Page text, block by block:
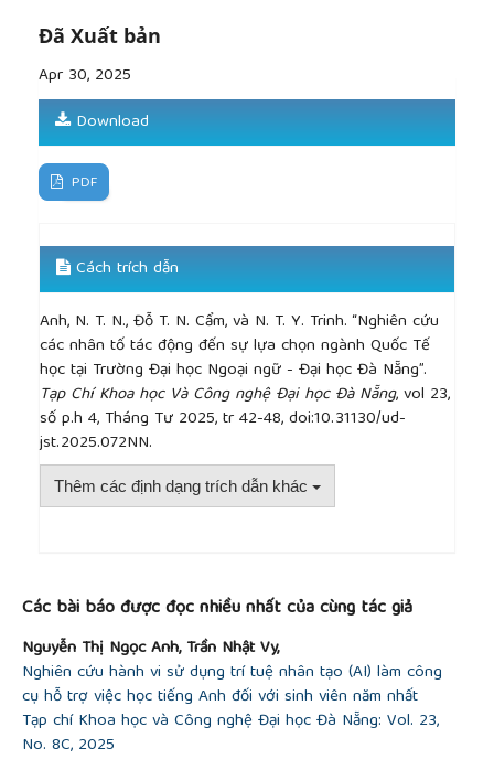
students' college choice decision in Malaysia: A
Business and Social Scienc
2010.
[11]F. Cabre and S. M La Nasa, “
college choice of disadvantaged students”. San
Francisco: Jossey-Bass: New Directions for
Institutional Research, vol. 2000, no. 107, pp. 5-22,
[12]H. Litten, “Different strokes in the applicant
pool: Some refinements in a model of student
college choice”,The Journal of Higher Education,
vol. 53, no. 4, pp. 383-402, 1982.
[13]A. Jackson, “Public efficiency and private choice
in higher education”,Educational evaluation and
policy analysis, vol. 4, no. 2, pp. 237-247, 1982.
[14]S. Gallagher and D. Hossler, “Graduation rates
in higher education programs: What enrollment
trends show”,The Review of Higher Education
10, no. 4, pp. 369-372, 1987.
2004.
[16]M. Soria, M. J. Stebleton, and R. L. Huesman Jr,
“Class counts: Exploring differences in academic
and social integration between working-class and
middle upper-class students at large, public
research universities”,Journal of College Student
Retention: Research, Theory & Practice , vol. 15, no.
Đã Xuất bản
Apr 30, 2025
Download
PDF
Cách trích dẫn
Anh, N. T. N., Đỗ T. N. Cẩm, và N. T. Y. Trinh. “Nghiên cứu
các nhân tố tác động đến sự lựa chọn ngành Quốc Tế
học tại Trường Đại học Ngoại ngữ - Đại học Đà Nẵng”.
Tạp Chí Khoa học Và Công nghệ Đại học Đà Nẵng, vol 23,
số p.h 4, Tháng Tư 2025, tr 42-48, doi:10.31130/ud-
jst.2025.072NN.
Thêm các định dạng trích dẫn khác
Các bài báo được đọc nhiều nhất của cùng tác giả
Nguyễn Thị Ngọc Anh, Trần Nhật Vy,
Nghiên cứu hành vi sử dụng trí tuệ nhân tạo (AI) làm công
cụ hỗ trợ việc học tiếng Anh đối với sinh viên năm nhất
Tạp chí Khoa học và Công nghệ Đại học Đà Nẵng: Vol. 23,
No. 8C, 2025